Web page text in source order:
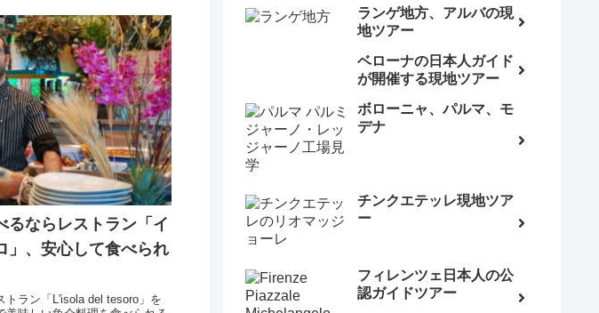
るならレストラン「イ
」、安心して食べられ
トラン「L'isola del tesoro」を
ランゲ地方、アルバの現
地ツアー
ベローナの日本人ガイド
が開催する現地ツアー
ボローニャ、パルマ、モ
デナ
チンクエテッレ現地ツア
ー
フィレンツェ日本人の公
認ガイドツアー